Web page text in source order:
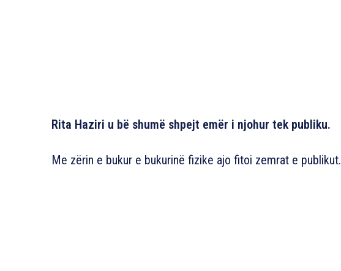
Rita Haziri u bë shumë shpejt emër i njohur tek publiku.
Me zërin e bukur e bukurinë fizike ajo fitoi zemrat e publikut.